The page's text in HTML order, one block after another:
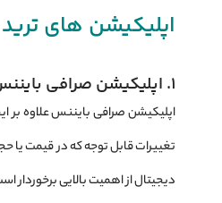
اپلیکیشن‌ های
1. اپلیکیشن صرافی بایننس
اپلیکیشن صرافی بایننس علاوه بر
تغییرات قابل توجه که در قیمت یا
دیجیتال از اهمیت بالایی برخوردار